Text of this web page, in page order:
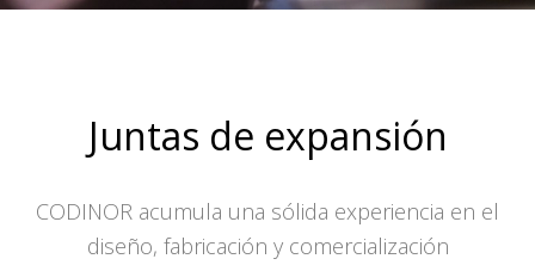
Juntas de expansión
CODINOR acumula una sólida experiencia en el
diseño, fabricación y comercialización